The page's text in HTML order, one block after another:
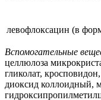
левофлоксацин (в
Вспомогательные
целлюлоза
гликолат,
диоксид коллоидный,